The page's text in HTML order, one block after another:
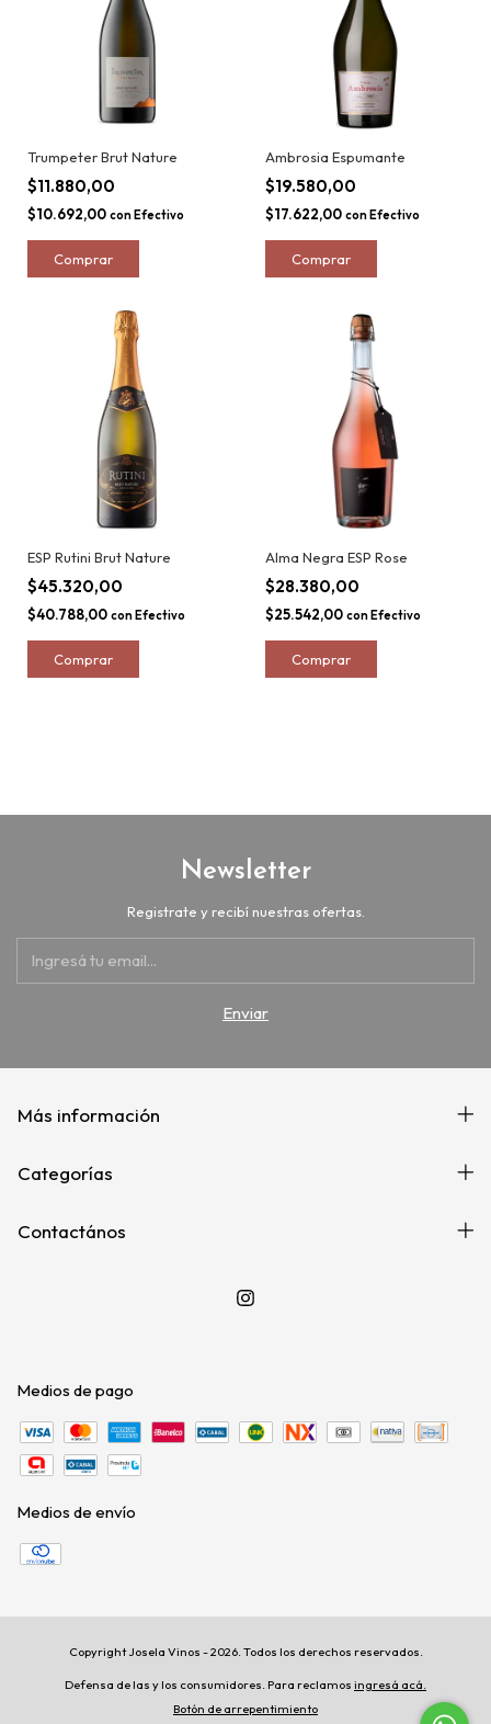
Trumpeter Brut Nature
$11.880,00
$10.692,00 con Efectivo
Ambrosia Espumante
$19.580,00
$17.622,00 con Efectivo
ESP Rutini Brut Nature
$45.320,00
$40.788,00 conEfectivo
Alma Negra ESP Rose
$28.380,00
$25.542,00 conEfectivo
Newsletter
Registrate y recibí nuestras ofertas.
Más información
Categorías
Contactános
Medios de pago
Medios de envío
Copyright Josela Vinos - 2026. Todos los derechos reservados.
Defensa de las y los consumidores. Para reclamos ingresá acá.
Botón de arrepentimiento